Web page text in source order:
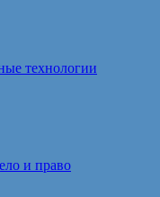
технологии
и право